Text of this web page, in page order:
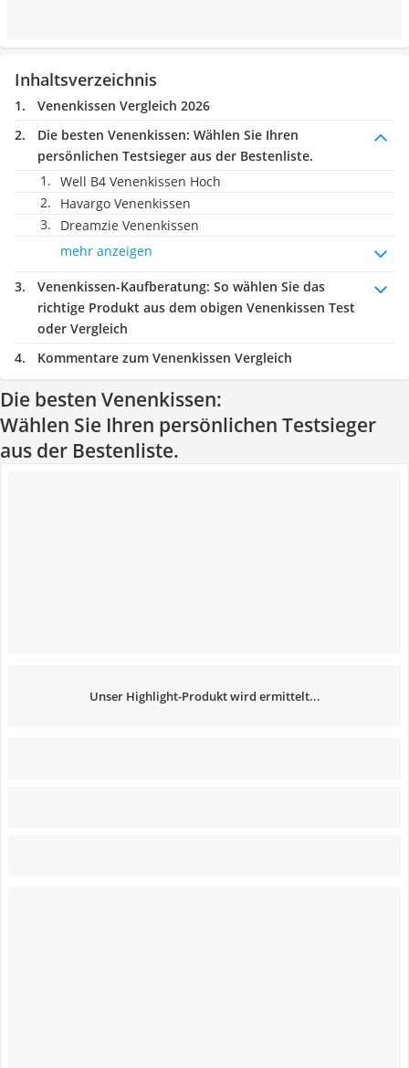
Inhaltsverzeichnis
Venenkissen Vergleich 2026
Die besten Venenkissen: Wählen Sie Ihren
persönlichen Testsieger aus der Bestenliste.
Well B4 Venenkissen Hoch
Havargo Venenkissen
Dreamzie Venenkissen
mehr anzeigen
Venenkissen-Kaufberatung: So wählen Sie das
richtige Produkt aus dem obigen Venenkissen Test
oder Vergleich
Kommentare zum Venenkissen Vergleich
Die besten Venenkissen:
Wählen Sie Ihren persönlichen Testsieger
aus der Bestenliste.
Unser Highlight-Produkt wird ermittelt...